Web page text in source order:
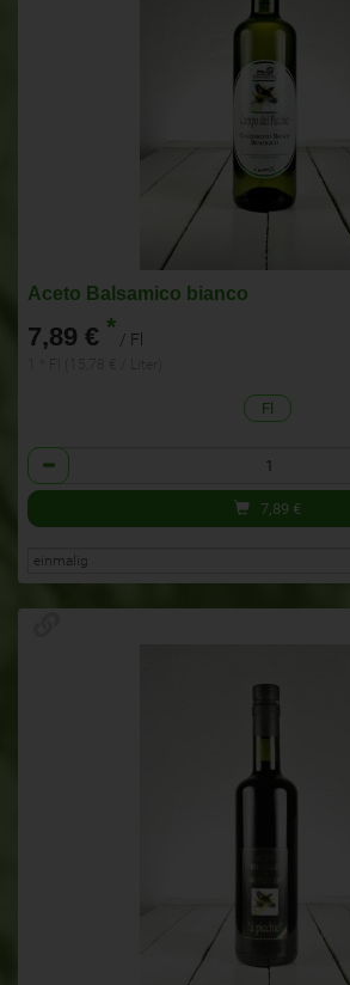
Aceto Balsamico bianco
7,89 € * / Fl
Fl
Anzahl
7,89 €